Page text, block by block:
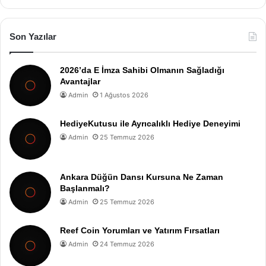
Son Yazılar
2026’da E İmza Sahibi Olmanın Sağladığı
Avantajlar
Admin 1 Ağustos 2026
HediyeKutusu ile Ayrıcalıklı Hediye Deneyimi
Admin 25 Temmuz 2026
Ankara Düğün Dansı Kursuna Ne Zaman
Başlanmalı?
Admin 25 Temmuz 2026
Reef Coin Yorumları ve Yatırım Fırsatları
Admin 24 Temmuz 2026